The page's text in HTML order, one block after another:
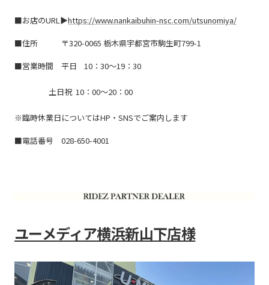
■お店のURL▶https://www.nankaibuhin-nsc.com/utsunomiya/
■住所 〒320-0065 栃木県宇都宮市駒生町799-1
■営業時間 平日 10：30～19：30
土日祝 10：00～20 ：00
※臨時休業日についてはHP・SNSでご案内します
■電話番号 028-650-4001
ユーメディア横浜新山下店様